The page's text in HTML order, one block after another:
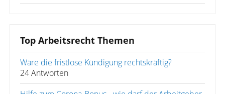
Top Arbeitsrecht Themen
Wäre die fristlose Kündigung rechtskräftig?
24 Antworten